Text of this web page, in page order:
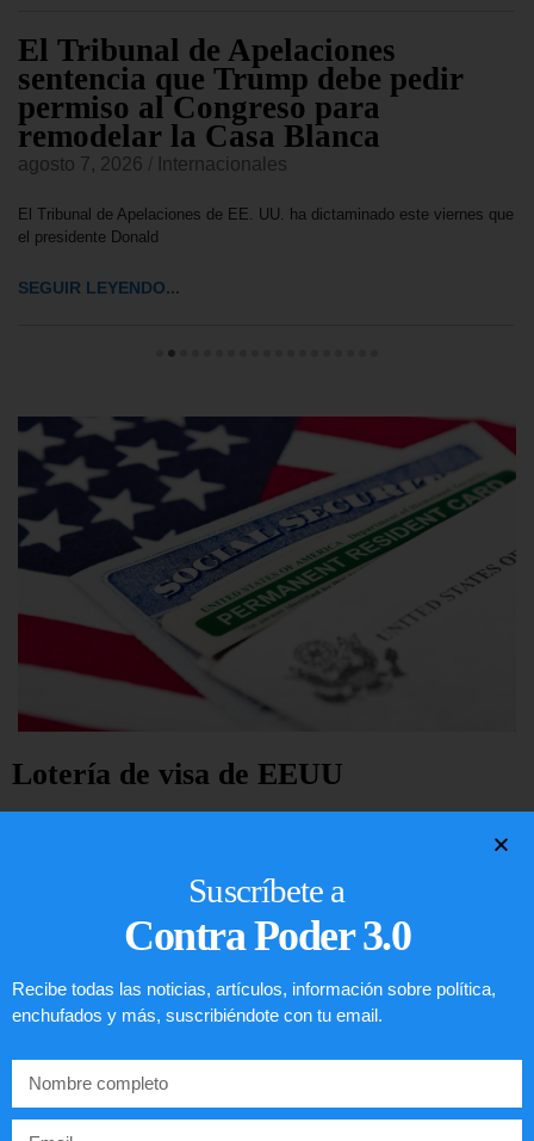
El Tribunal de Apelaciones
sentencia que Trump debe pedir
permiso al Congreso para
remodelar la Casa Blanca
agosto 7, 2026 Internacionales
El Tribunal de Apelaciones de EE. UU. ha dictaminado este viernes que
el presidente Donald
SEGUIR LEYENDO...
Lotería de visa de EEUU
Suscríbete a
Contra Poder 3.0
Recibe todas las noticias, artículos, información sobre política,
enchufados y más, suscribiéndote con tu email.